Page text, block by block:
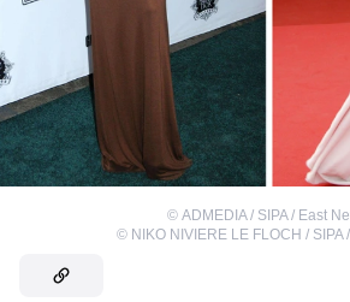
© ADMEDIA / SIPA / East
© NIKO NIVIERE LE FLOCH / SIPA